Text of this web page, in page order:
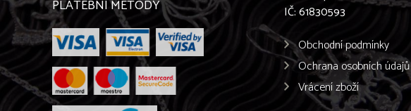
PLATEBNÍ METODY
IČ: 61830593
Obchodní podmínky
Ochrana osobních údajů
Vrácení zboží